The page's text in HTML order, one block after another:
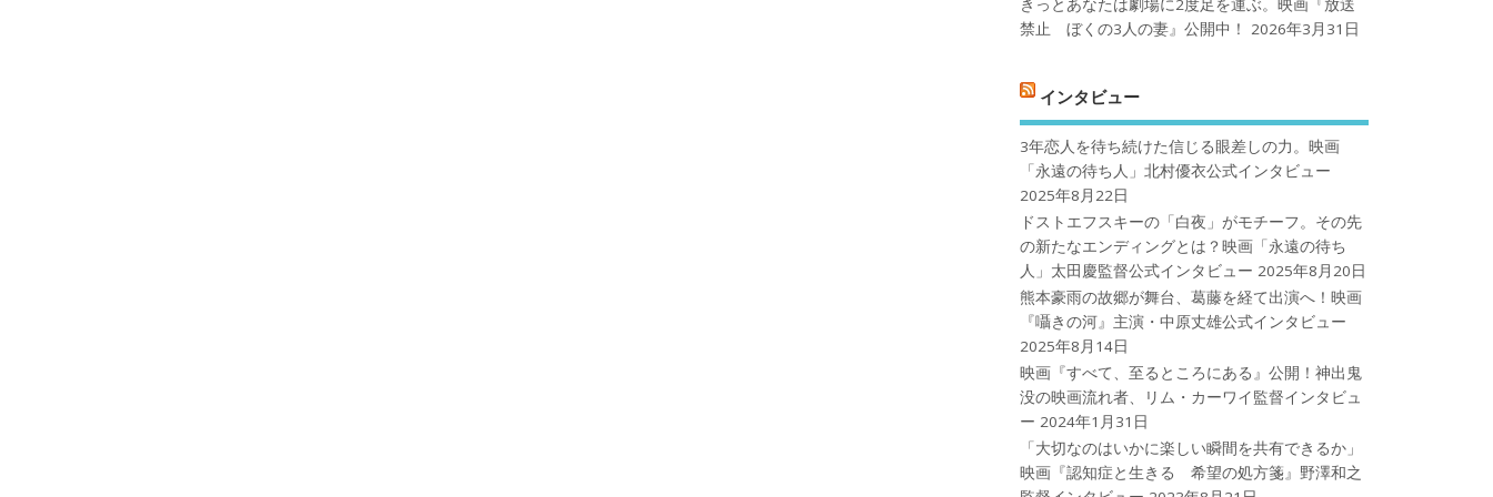
きっとあなたは劇場に2度足を運ぶ。映画『放送
禁止 ぼくの3人の妻』公開中！
2026年3月31日
インタビュー
3年恋人を待ち続けた信じる眼差しの力。映画
「永遠の待ち人」北村優衣公式インタビュー
2025年8月22日
ドストエフスキーの「白夜」がモチーフ。その先
の新たなエンディングとは？映画「永遠の待ち
人」太田慶監督公式インタビュー 2025年8月20日
熊本豪雨の故郷が舞台、葛藤を経て出演へ！映画
『囁きの河』主演・中原丈雄公式インタビュー
2025年8月14日
映画『すべて、至るところにある』公開！神出鬼
没の映画流れ者、リム・カーワイ監督インタビュ
ー 2024年1月31日
「大切なのはいかに楽しい瞬間を共有できるか」
映画『認知症と生きる 希望の処方箋』野澤和之